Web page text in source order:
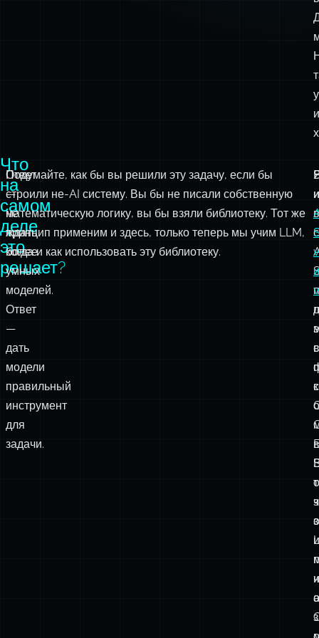
и
Что
на
самом
деле
это
решает?
Ответ
—
не
ждать
более
умных
моделей.
Ответ
—
дать
модели
правильный
инструмент
для
задачи.
Подумайте, как бы вы решили эту задачу, если бы
строили не-AI систему. Вы бы не писали собственную
математическую логику, вы бы взяли библиотеку. Тот же
принцип применим и здесь, только теперь мы учим LLM,
когда и как использовать эту библиотеку.
в
и
в
с
и
а